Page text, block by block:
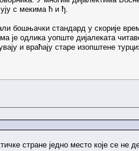
с мекима ћ и ђ.
бошњачки стандард у скорије
је одлика уопште дијалеката
и враћају старе изопштене
стране једно место које се